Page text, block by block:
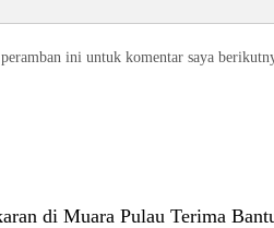
ini untuk komentar saya
di Muara Pulau Terima